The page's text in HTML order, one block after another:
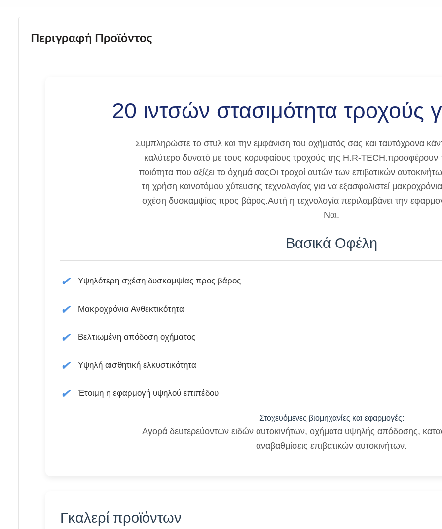
Περιγραφή Προϊόντος
20 ιντσών στασιμότητα τροχούς
Συμπληρώστε το στυλ και την εμφάνιση του οχήματός σας και ταυτόχρονα
καλύτερο δυνατό με τους κορυφαίους τροχούς της H.R-TECH.προσφέρουν
ποιότητα που αξίζει το όχημά σαςΟι τροχοί αυτών των επιβατικών
τη χρήση καινοτόμου χύτευσης τεχνολογίας για να εξασφαλιστεί
σχέση δυσκαμψίας προς βάρος.Αυτή η τεχνολογία περιλαμβάνει την
Ναι.
Βασικά Οφέλη
✔ Υψηλότερη σχέση δυσκαμψίας προς βάρος
✔ Μακροχρόνια Ανθεκτικότητα
✔ Βελτιωμένη απόδοση οχήματος
✔ Υψηλή αισθητική ελκυστικότητα
✔ Έτοιμη η εφαρμογή υψηλού επιπέδου
Στοχευόμενες βιομηχανίες και εφαρμογές:
Αγορά δευτερεύοντων ειδών αυτοκινήτων, οχήματα υψηλής απόδοσης,
αναβαθμίσεις επιβατικών αυτοκινήτων.
Γκαλερί προϊόντων